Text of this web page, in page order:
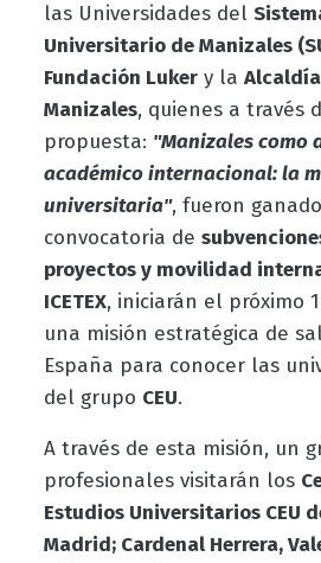
las Universidades del
Universitario de Manizales
Fundación Lukery la
Manizales, quienes a través
propuesta: "Manizales como
académico internacional: la
universitaria", fueron
convocatoria de
proyectos y movilidad
ICETEX, iniciarán el próximo
una misión estratégica de
España para conocer las
del grupo CEU.
A través de esta misión, un
profesionales visitarán los
Estudios Universitarios CEU
Madrid; Cardenal Herrera,